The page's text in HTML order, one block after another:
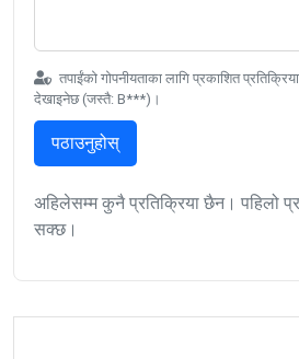
तपाईंको गोपनीयताका लागि प्रकाशित
देखाइनेछ (जस्तै: B***)।
पठाउनुहोस्
अहिलेसम्म कुनै प्रतिक्रिया छैन। पहिलो
सक्छ।